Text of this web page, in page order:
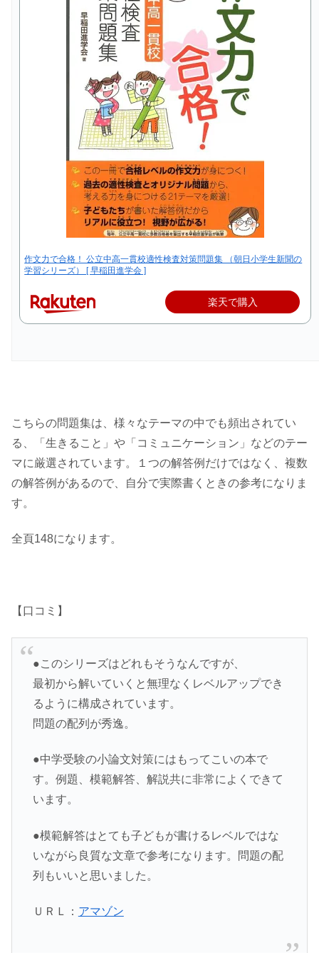
作文力で合格！ 公立中高一貫校適性検査対策問題集 （朝日小学生新聞の
学習シリーズ） [ 早稲田進学会 ]
楽天で購入
こちらの問題集は、様々なテーマの中でも頻出されてい
る、「生きること」や「コミュニケーション」などのテー
マに厳選されています。１つの解答例だけではなく、複数
の解答例があるので、自分で実際書くときの参考になりま
す。
全頁148になります。
【口コミ】
●このシリーズはどれもそうなんですが、
最初から解いていくと無理なくレベルアップでき
るように構成されています。
問題の配列が秀逸。
●中学受験の小論文対策にはもってこいの本で
す。例題、模範解答、解説共に非常によくできて
います。
●模範解答はとても子どもが書けるレベルではな
いながら良質な文章で参考になります。問題の配
列もいいと思いました。
ＵＲＬ： アマゾン